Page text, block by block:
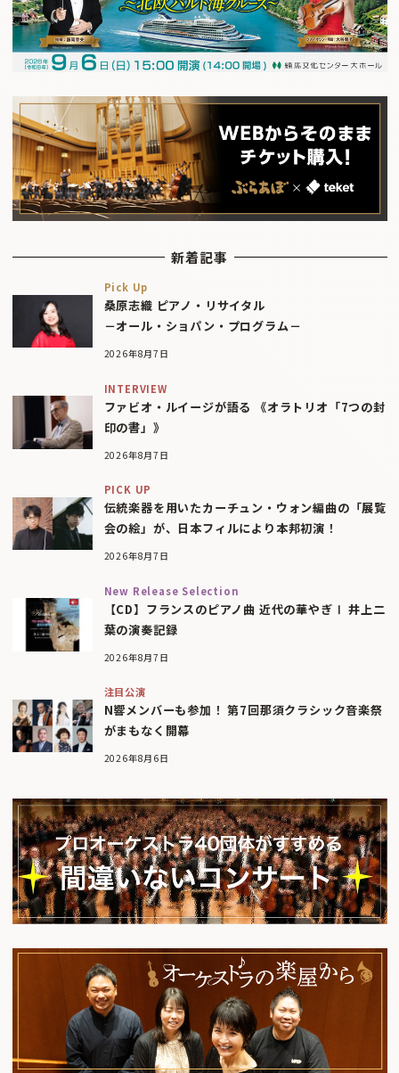
新着記事
Pick Up
桑原志織 ピアノ・リサイタル
－オール・ショパン・プログラム－
2026年8月7日
INTERVIEW
ファビオ・ルイージが語る 《オラトリオ「7つの封
印の書」》
2026年8月7日
PICK UP
伝統楽器を用いたカーチュン・ウォン編曲の「展覧
会の絵」が、日本フィルにより本邦初演！
2026年8月7日
New Release Selection
【CD】フランスのピアノ曲 近代の華やぎⅠ 井上二
葉の演奏記録
2026年8月7日
注目公演
N響メンバーも参加！ 第7回那須クラシック音楽祭
がまもなく開幕
2026年8月6日